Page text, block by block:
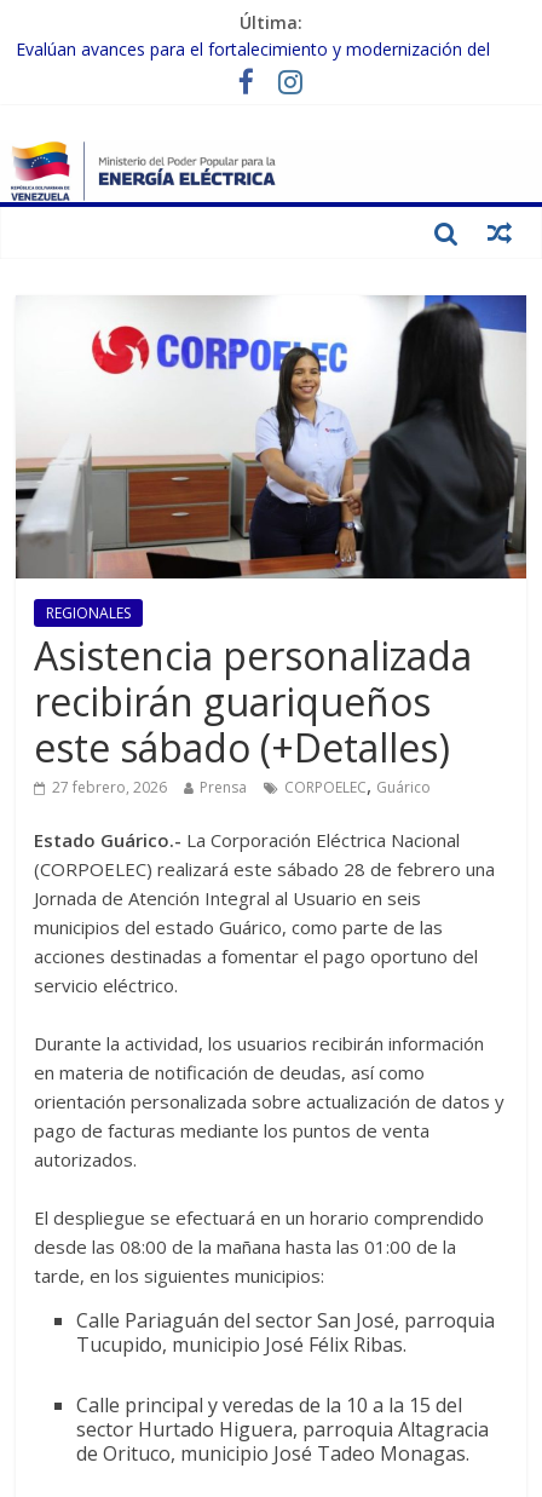
Última:
Evalúan avances para el fortalecimiento y modernización del
Inspeccionan trabajos de rehabilitación en instalaciones del SEN
Gobierno Nacional activa plan preventivo para fortalecer el SEN
ante el fenómeno de El Niño
Termocarabobo recupera el 50% de su capacidad de generación
REGIONALES
Asistencia personalizada
recibirán guariqueños
este sábado (+Detalles)
27 febrero, 2026 Prensa CORPOELEC, Guárico
Estado Guárico.- La Corporación Eléctrica Nacional
(CORPOELEC) realizará este sábado 28 de febrero una
Jornada de Atención Integral al Usuario en seis
municipios del estado Guárico, como parte de las
acciones destinadas a fomentar el pago oportuno del
servicio eléctrico.‎
Durante la actividad, los usuarios recibirán información
en materia de notificación de deudas, así como
orientación personalizada sobre actualización de datos y
pago de facturas mediante los puntos de venta
autorizados.
‎El despliegue se efectuará en un horario comprendido
desde las 08:00 de la mañana hasta las 01:00 de la
tarde, en los siguientes municipios:
Calle Pariaguán del sector San José, parroquia
Tucupido, municipio José Félix Ribas.
Calle principal y veredas de la 10 a la 15 del
sector Hurtado Higuera, parroquia Altagracia
de Orituco, municipio José Tadeo Monagas.